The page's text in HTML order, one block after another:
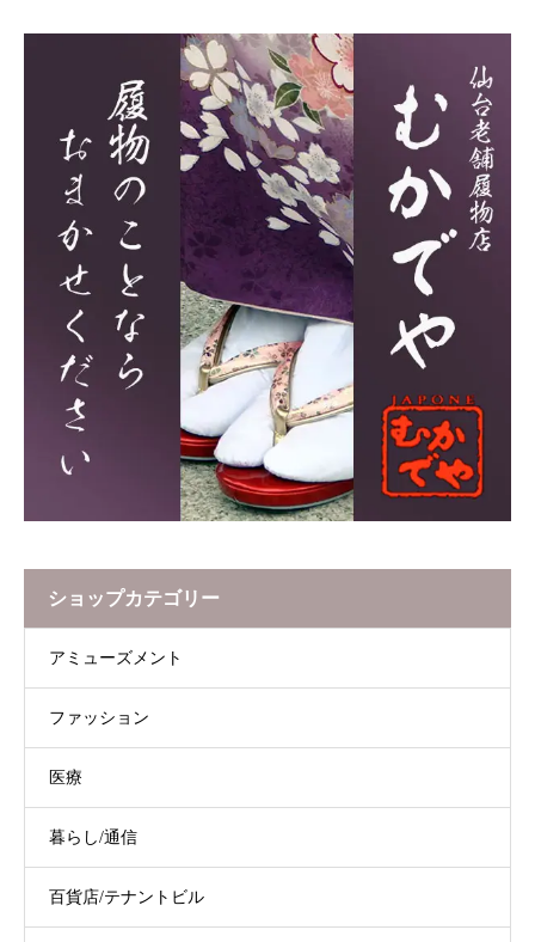
ショップカテゴリー
アミューズメント
ファッション
医療
暮らし/通信
百貨店/テナントビル